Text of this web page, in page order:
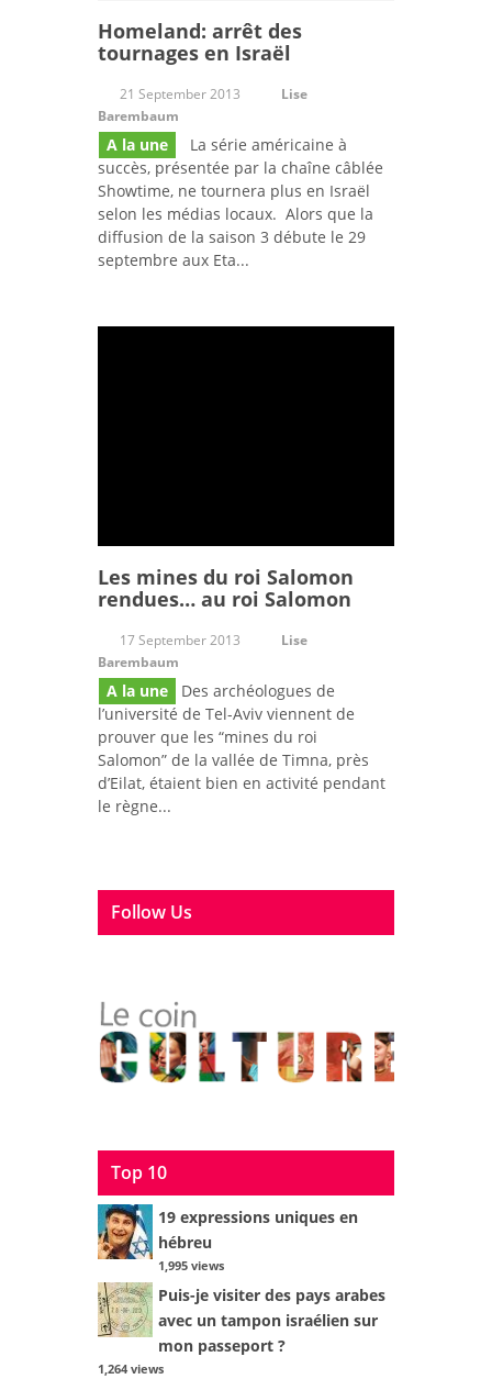
Homeland: arrêt des
tournages en Israël
21 September 2013
Lise
Barembaum
A la une
La série américaine à
succès, présentée par la chaîne câblée
Showtime, ne tournera plus en Israël
selon les médias locaux. Alors que la
diffusion de la saison 3 débute le 29
septembre aux Eta...
Les mines du roi Salomon
rendues… au roi Salomon
17 September 2013
Lise
Barembaum
A la une
Des archéologues de
l’université de Tel-Aviv viennent de
prouver que les “mines du roi
Salomon” de la vallée de Timna, près
d’Eilat, étaient bien en activité pendant
le règne...
Follow Us
Top 10
19 expressions uniques en
hébreu
1,995 views
Puis-je visiter des pays arabes
avec un tampon israélien sur
mon passeport ?
1,264 views